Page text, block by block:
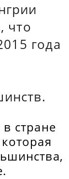
что
года
стране